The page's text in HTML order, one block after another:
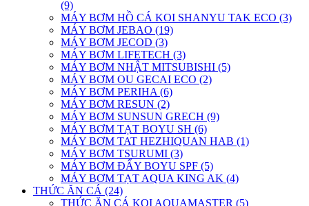
(9)
MÁY BƠM HỒ CÁ KOI SHANYU TAK ECO (3)
MÁY BƠM JEBAO (19)
MÁY BƠM JECOD (3)
MÁY BƠM LIFETECH (3)
MÁY BƠM NHẬT MITSUBISHI (5)
MÁY BƠM OU GECAI ECO (2)
MÁY BƠM PERIHA (6)
MÁY BƠM RESUN (2)
MÁY BƠM SUNSUN GRECH (9)
MÁY BƠM TẠT BOYU SH (6)
MÁY BƠM TAT HEZHIQUAN HAB (1)
MÁY BƠM TSURUMI (3)
MÁY BƠM ĐẨY BOYU SPF (5)
MÁY BƠM TẠT AQUA KING AK (4)
THỨC ĂN CÁ (24)
THỨC ĂN CÁ KOI AQUAMASTER (5)